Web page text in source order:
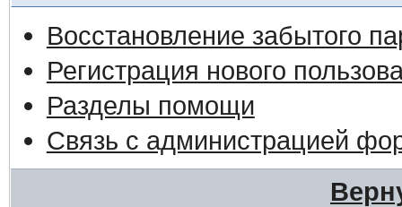
Восстановление забытого
Регистрация нового
Разделы помощи
Связь с администрацией